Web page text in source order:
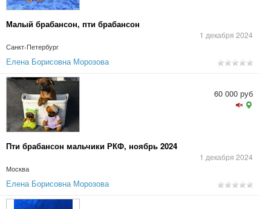
Малый брабансон, пти брабансон
1 декабря 2024
Санкт-Петербург
Елена Борисовна Морозова
Пти брабансон мальчики РКФ, ноябрь 2024
1 декабря 2024
Москва
60 000 руб
Елена Борисовна Морозова